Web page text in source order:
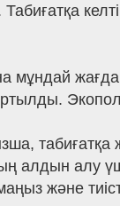
мұндай
алдын алу
және